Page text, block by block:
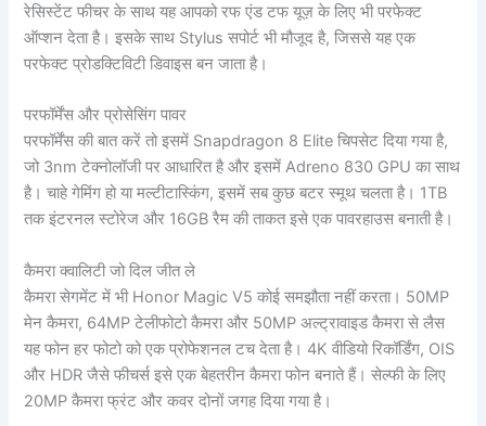
रेसिस्टेंट फीचर के साथ यह आपको रफ एंड टफ यूज़ के लिए भी परफेक्ट
ऑप्शन देता है। इसके साथ Stylus सपोर्ट भी मौजूद है, जिससे यह एक
परफेक्ट प्रोडक्टिविटी डिवाइस बन जाता है।
परफॉर्मेंस और प्रोसेसिंग पावर
परफॉर्मेंस की बात करें तो इसमें Snapdragon 8 Elite चिपसेट दिया गया है,
जो 3nm टेक्नोलॉजी पर आधारित है और इसमें Adreno 830 GPU का साथ
है। चाहे गेमिंग हो या मल्टीटास्किंग, इसमें सब कुछ बटर स्मूथ चलता है। 1TB
तक इंटरनल स्टोरेज और 16GB रैम की ताकत इसे एक पावरहाउस बनाती है।
कैमरा क्वालिटी जो दिल जीत ले
कैमरा सेगमेंट में भी Honor Magic V5 कोई समझौता नहीं करता। 50MP
मेन कैमरा, 64MP टेलीफोटो कैमरा और 50MP अल्ट्रावाइड कैमरा से लैस
यह फोन हर फोटो को एक प्रोफेशनल टच देता है। 4K वीडियो रिकॉर्डिंग, OIS
और HDR जैसे फीचर्स इसे एक बेहतरीन कैमरा फोन बनाते हैं। सेल्फी के लिए
20MP कैमरा फ्रंट और कवर दोनों जगह दिया गया है।